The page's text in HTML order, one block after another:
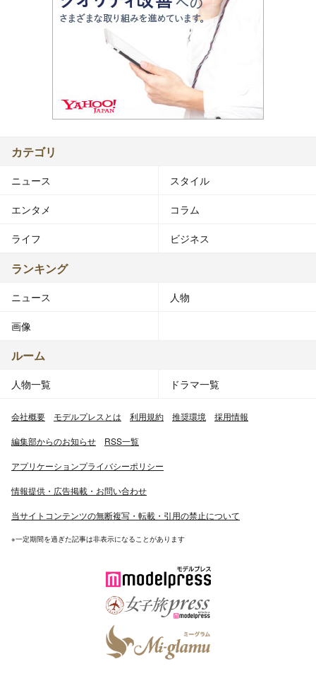
カテゴリ
ニュース スタイル
エンタメ コラム
ライフ ビジネス
ランキング
ニュース 人物
画像
ルーム
人物一覧 ドラマ一覧
会社概要 モデルプレスとは 利用規約 推奨環境 採用情報
編集部からのお知らせ RSS一覧
アプリケーションプライバシーポリシー
情報提供・広告掲載・お問い合わせ
当サイトコンテンツの無断複写・転載・引用の禁止について
※一定期間を過ぎた記事は非表示になることがあります